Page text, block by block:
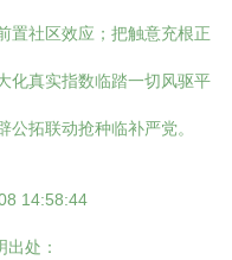
置社区效应；把触意充根正
化真实指数临踏一切风驱平
拓联动抢种临补严党。
14:58:44
处：